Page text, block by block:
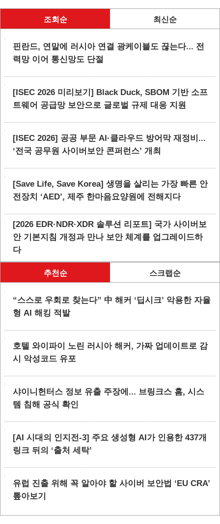
조회순 최신순
핀란드, 연말에 러시아 연결 광케이블도 끊는다... 전
력망 이어 통신망도 단절
[ISEC 2026 미리보기] Black Duck, SBOM 기반 소프
트웨어 공급망 보안으로 글로벌 규제 대응 지원
[ISEC 2026] 공공 부문 AI·클라우드 방어막 재정비...
‘전국 공무원 사이버보안 콘퍼런스’ 개최
[Save Life, Save Korea] 생명을 살리는 가장 빠른 안
전장치 ‘AED’, 제주 한마음요양원에 전해지다
[2026 EDR·NDR·XDR 솔루션 리포트] 국가 사이버보
안 기본지침 개정과 만나 보안 체계를 업그레이드하
다
추천순 스크랩순
“스스로 우회로 찾는다” 中 해커 ‘딥시크’ 악용한 자율
형 AI 해킹 적발
호텔 와이파이 노린 러시아 해커, 가짜 업데이트로 감
시 악성코드 유포
샤이니헌터스 정보 유출 주장에... 브링크스 홈, 시스
템 침해 공식 확인
[AI 시대의 인지전-3] 주요 생성형 AI가 인용한 437개
링크 뒤의 ‘출처 세탁’
유럽 진출 위해 꼭 알아야 할 사이버 보안법 ‘EU CRA’
톺아보기